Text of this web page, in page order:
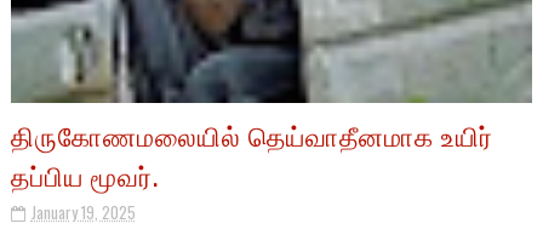
திருகோணமலையில் தெய்வாதீனமாக உயிர்
தப்பிய மூவர்.
January 19, 2025